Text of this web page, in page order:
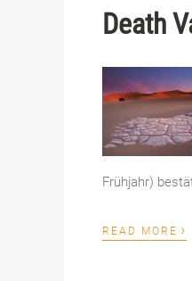
Death
Frühjahr)
READ MORE ›